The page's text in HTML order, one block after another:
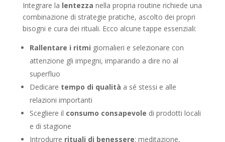
Integrare la lentezza nella propria routine richiede una
combinazione di strategie pratiche, ascolto dei propri
bisogni e cura dei rituali. Ecco alcune tappe essenziali:
Rallentare i ritmi giornalieri e selezionare con
attenzione gli impegni, imparando a dire no al
superfluo
Dedicare tempo di qualità a sé stessi e alle
relazioni importanti
Scegliere il consumo consapevole di prodotti locali
e di stagione
Introdurre rituali di benessere: meditazione,